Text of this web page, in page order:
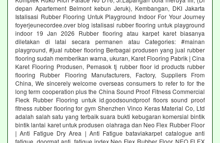
depan Apartement Belmont kebun Jeruk), Kembangan, DKI Jakarta
Istalisasi Rubber Flooring Untuk Playground Indoor For Your Journey
foyerjeunecordee.over blog istalisasi rubber flooring untuk playground
indoor 19 Jan 2026 Rubber flooring atau karpet karet biasanya
diletakan di latai secara permanen atau Categories: #mainan
playground, #jual rubber flooring Berbagai produsen yang jual rubber
flooring sudah memberikan warna, ukuran, Karet Flooring Pabrik | Cina
Karet Flooring Produsen, Pemasok tj rubber floor id products rubber
flooring Rubber Flooring Manufacturers, Factory, Suppliers From
China, We sincerely welcome overseas consumers to refer to for the
long term cooperation plus the China Sound Proof Fitness Commercial
Fleck Rubber Flooring untuk id.goodsoundproof floors sound proof
fitness rubber flooring for gym Shenzhen Vinco Keras Material Co, Ltd
adalah salah satu yang terbaik suara bukti kebugaran komersial bintik
bintik lantai karet untuk produsen olahraga dan Neo Flex Rubber Floor
| Anti Fatigue Dry Area | Anti Fatigue bataviakarpet catalogue anti